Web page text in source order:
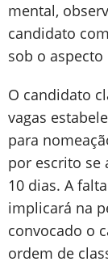
mental,
candidato
sob o
O candidato
vagas
para
por escrito se
10 dias. A
implicará na
convocado o
ordem de